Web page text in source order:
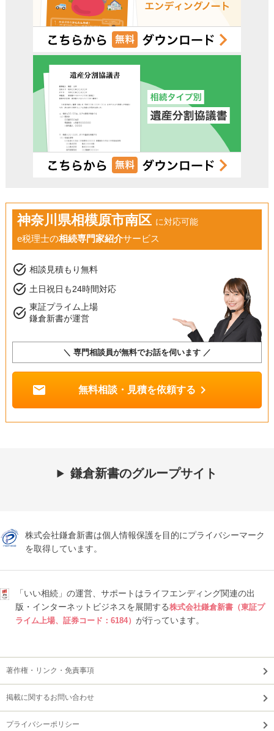
神奈川県相模原市南区 に対応可能
e税理士の相続専門家紹介サービス
task_alt 相談見積もり無料
task_alt 土日祝日も24時間対応
task_alt 東証プライム上場
鎌倉新書が運営
＼ 専門相談員が無料でお話を伺います ／
mail 無料相談・見積を依頼する chevron_right
鎌倉新書のグループサイト
株式会社鎌倉新書は個人情報保護を目的にプライバシーマーク
を取得しています。
「いい相続」の運営、サポートはライフエンディング関連の出
版・インターネットビジネスを展開する株式会社鎌倉新書（東証プ
ライム上場、証券コード：6184） が行っています。
著作権・リンク・免責事項
掲載に関するお問い合わせ
プライバシーポリシー